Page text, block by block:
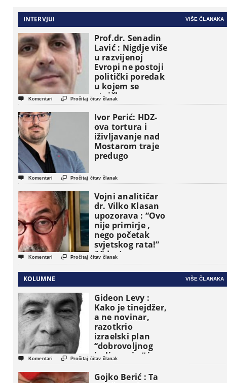
INTERVJUI VIŠE ČLANAKA
Prof.dr. Senadin
Lavić : Nigdje više
u razvijenoj
Evropi ne postoji
politički poredak
u kojem se
etničke grupe
pojavljuju kao
osnovne
političke jedinice
 Komentari  Pročitaj čitav članak
Ivor Perić: HDZ-
ova tortura i
iživljavanje nad
Mostarom traje
predugo
 Komentari  Pročitaj čitav članak
Vojni analitičar
dr. Vilko Klasan
upozorava : “Ovo
nije primirje ,
nego početak
svjetskog rata!”
(Video)
 Komentari  Pročitaj čitav članak
KOLUMNE VIŠE ČLANAKA
Gideon Levy :
Kako je tinejdžer,
a ne novinar,
razotkrio
izraelski plan
“dobrovoljnog
iseljavanja ” iz
Gaze
 Komentari  Pročitaj čitav članak
Gojko Berić : Ta